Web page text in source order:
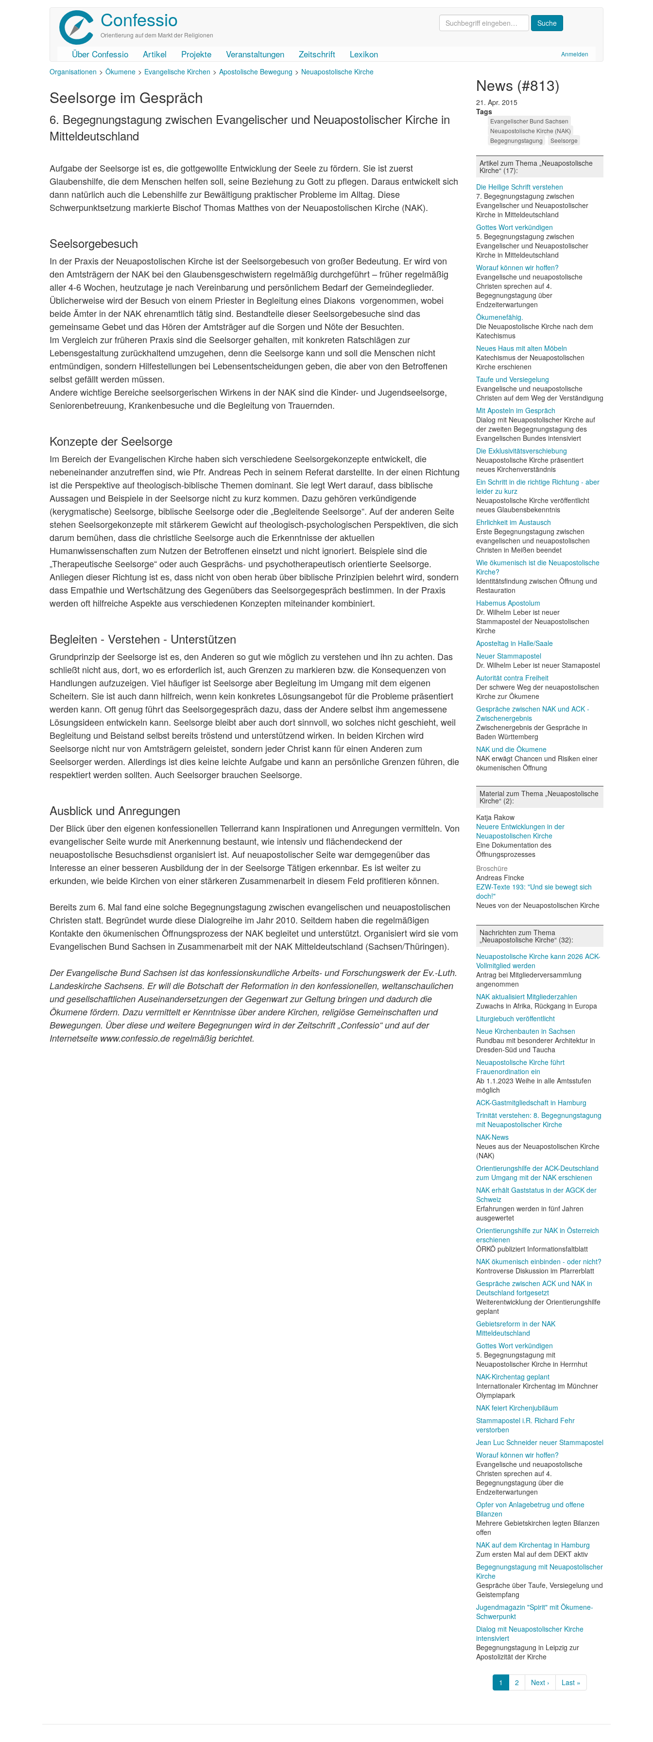
Confessio
Orientierung auf dem Markt der Religionen
User
account
menu
Anmelden
Main
navigation
Über Confessio Artikel Projekte Veranstaltungen Zeitschrift Lexikon
Organisationen Ökumene Evangelische Kirchen Apostolische Bewegung Neuapostolische Kirche
Seelsorge im Gespräch
6. Begegnungstagung zwischen Evangelischer und Neuapostolischer Kirche in
Mitteldeutschland
Aufgabe der Seelsorge ist es, die gottgewollte Entwicklung der Seele zu fördern. Sie ist zuerst
Glaubenshilfe, die dem Menschen helfen soll, seine Beziehung zu Gott zu pflegen. Daraus entwickelt sich
dann natürlich auch die Lebenshilfe zur Bewältigung praktischer Probleme im Alltag. Diese
Schwerpunktsetzung markierte Bischof Thomas Matthes von der Neuapostolischen Kirche (NAK).
Seelsorgebesuch
In der Praxis der Neuapostolischen Kirche ist der Seelsorgebesuch von großer Bedeutung. Er wird von
den Amtsträgern der NAK bei den Glaubensgeschwistern regelmäßig durchgeführt – früher regelmäßig
aller 4-6 Wochen, heutzutage je nach Vereinbarung und persönlichem Bedarf der Gemeindeglieder.
Üblicherweise wird der Besuch von einem Priester in Begleitung eines Diakons vorgenommen, wobei
beide Ämter in der NAK ehrenamtlich tätig sind. Bestandteile dieser Seelsorgebesuche sind das
gemeinsame Gebet und das Hören der Amtsträger auf die Sorgen und Nöte der Besuchten.
Im Vergleich zur früheren Praxis sind die Seelsorger gehalten, mit konkreten Ratschlägen zur
Lebensgestaltung zurückhaltend umzugehen, denn die Seelsorge kann und soll die Menschen nicht
entmündigen, sondern Hilfestellungen bei Lebensentscheidungen geben, die aber von den Betroffenen
selbst gefällt werden müssen.
Andere wichtige Bereiche seelsorgerischen Wirkens in der NAK sind die Kinder- und Jugendseelsorge,
Seniorenbetreuung, Krankenbesuche und die Begleitung von Trauernden.
Konzepte der Seelsorge
Im Bereich der Evangelischen Kirche haben sich verschiedene Seelsorgekonzepte entwickelt, die
nebeneinander anzutreffen sind, wie Pfr. Andreas Pech in seinem Referat darstellte. In der einen Richtung
ist die Perspektive auf theologisch-biblische Themen dominant. Sie legt Wert darauf, dass biblische
Aussagen und Beispiele in der Seelsorge nicht zu kurz kommen. Dazu gehören verkündigende
(kerygmatische) Seelsorge, biblische Seelsorge oder die „Begleitende Seelsorge“. Auf der anderen Seite
stehen Seelsorgekonzepte mit stärkerem Gewicht auf theologisch-psychologischen Perspektiven, die sich
darum bemühen, dass die christliche Seelsorge auch die Erkenntnisse der aktuellen
Humanwissenschaften zum Nutzen der Betroffenen einsetzt und nicht ignoriert. Beispiele sind die
„Therapeutische Seelsorge“ oder auch Gesprächs- und psychotherapeutisch orientierte Seelsorge.
Anliegen dieser Richtung ist es, dass nicht von oben herab über biblische Prinzipien belehrt wird, sondern
dass Empathie und Wertschätzung des Gegenübers das Seelsorgegespräch bestimmen. In der Praxis
werden oft hilfreiche Aspekte aus verschiedenen Konzepten miteinander kombiniert.
Begleiten - Verstehen - Unterstützen
Grundprinzip der Seelsorge ist es, den Anderen so gut wie möglich zu verstehen und ihn zu achten. Das
schließt nicht aus, dort, wo es erforderlich ist, auch Grenzen zu markieren bzw. die Konsequenzen von
Handlungen aufzuzeigen. Viel häufiger ist Seelsorge aber Begleitung im Umgang mit dem eigenen
Scheitern. Sie ist auch dann hilfreich, wenn kein konkretes Lösungsangebot für die Probleme präsentiert
werden kann. Oft genug führt das Seelsorgegespräch dazu, dass der Andere selbst ihm angemessene
Lösungsideen entwickeln kann. Seelsorge bleibt aber auch dort sinnvoll, wo solches nicht geschieht, weil
Begleitung und Beistand selbst bereits tröstend und unterstützend wirken. In beiden Kirchen wird
Seelsorge nicht nur von Amtsträgern geleistet, sondern jeder Christ kann für einen Anderen zum
Seelsorger werden. Allerdings ist dies keine leichte Aufgabe und kann an persönliche Grenzen führen, die
respektiert werden sollten. Auch Seelsorger brauchen Seelsorge.
Ausblick und Anregungen
Der Blick über den eigenen konfessionellen Tellerrand kann Inspirationen und Anregungen vermitteln. Von
evangelischer Seite wurde mit Anerkennung bestaunt, wie intensiv und flächendeckend der
neuapostolische Besuchsdienst organisiert ist. Auf neuapostolischer Seite war demgegenüber das
Interesse an einer besseren Ausbildung der in der Seelsorge Tätigen erkennbar. Es ist weiter zu
erkunden, wie beide Kirchen von einer stärkeren Zusammenarbeit in diesem Feld profitieren können.
Bereits zum 6. Mal fand eine solche Begegnungstagung zwischen evangelischen und neuapostolischen
Christen statt. Begründet wurde diese Dialogreihe im Jahr 2010. Seitdem haben die regelmäßigen
Kontakte den ökumenischen Öffnungsprozess der NAK begleitet und unterstützt. Organisiert wird sie vom
Evangelischen Bund Sachsen in Zusammenarbeit mit der NAK Mitteldeutschland (Sachsen/Thüringen).
Der Evangelische Bund Sachsen ist das konfessionskundliche Arbeits- und Forschungswerk der Ev.-Luth.
Landeskirche Sachsens. Er will die Botschaft der Reformation in den konfessionellen, weltanschaulichen
und gesellschaftlichen Auseinandersetzungen der Gegenwart zur Geltung bringen und dadurch die
Ökumene fördern. Dazu vermittelt er Kenntnisse über andere Kirchen, religiöse Gemeinschaften und
Bewegungen. Über diese und weitere Begegnungen wird in der Zeitschrift „Confessio“ und auf der
Internetseite www.confessio.de regelmäßig berichtet.
news (#813)
21. Apr. 2015
Tags
Evangelischer Bund Sachsen
Neuapostolische Kirche (NAK)
Begegnungstagung
Seelsorge
Artikel zum Thema „Neuapostolische
Kirche“ (17):
Die Heilige Schrift verstehen
7. Begegnungstagung zwischen
Evangelischer und Neuapostolischer
Kirche in Mitteldeutschland
Gottes Wort verkündigen
5. Begegnungstagung zwischen
Evangelischer und Neuapostolischer
Kirche in Mitteldeutschland
Worauf können wir hoffen?
Evangelische und neuapostolische
Christen sprechen auf 4.
Begegnungstagung über
Endzeiterwartungen
Ökumenefähig.
Die Neuapostolische Kirche nach dem
Katechismus
Neues Haus mit alten Möbeln
Katechismus der Neuapostolischen
Kirche erschienen
Taufe und Versiegelung
Evangelische und neuapostolische
Christen auf dem Weg der Verständigung
Mit Aposteln im Gespräch
Dialog mit Neuapostolischer Kirche auf
der zweiten Begegnungstagung des
Evangelischen Bundes intensiviert
Die Exklusivitätsverschiebung
Neuapostolische Kirche präsentiert
neues Kirchenverständnis
Ein Schritt in die richtige Richtung - aber
leider zu kurz
Neuapostolische Kirche veröffentlicht
neues Glaubensbekenntnis
Ehrlichkeit im Austausch
Erste Begegnungstagung zwischen
evangelischen und neuapostolischen
Christen in Meißen beendet
Wie ökumenisch ist die Neuapostolische
Kirche?
Identitätsfindung zwischen Öffnung und
Restauration
Habemus Apostolum
Dr. Wilhelm Leber ist neuer
Stammapostel der Neuapostolischen
Kirche
Aposteltag in Halle/Saale
Neuer Stammapostel
Dr. Wilhelm Leber ist neuer Stamapostel
Autorität contra Freiheit
Der schwere Weg der neuapostolischen
Kirche zur Ökumene
Gespräche zwischen NAK und ACK -
Zwischenergebnis
Zwischenergebnis der Gespräche in
Baden Württemberg
NAK und die Ökumene
NAK erwägt Chancen und Risiken einer
ökumenischen Öffnung
Material zum Thema „Neuapostolische
Kirche“ (2):
Katja Rakow
Neuere Entwicklungen in der
Neuapostolischen Kirche
Eine Dokumentation des
Öffnungsprozesses
Broschüre
Andreas Fincke
EZW-Texte 193: "Und sie bewegt sich
doch!"
Neues von der Neuapostolischen Kirche
Nachrichten zum Thema
„Neuapostolische Kirche“ (32):
Neuapostolische Kirche kann 2026 ACK-
Vollmitglied werden
Antrag bei Mitgliederversammlung
angenommen
NAK aktualisiert Mitgliederzahlen
Zuwachs in Afrika, Rückgang in Europa
Liturgiebuch veröffentlicht
Neue Kirchenbauten in Sachsen
Rundbau mit besonderer Architektur in
Dresden-Süd und Taucha
Neuapostolische Kirche führt
Frauenordination ein
Ab 1.1.2023 Weihe in alle Amtsstufen
möglich
ACK-Gastmitgliedschaft in Hamburg
Trinität verstehen: 8. Begegnungstagung
mit Neuapostolischer Kirche
NAK-News
Neues aus der Neuapostolischen Kirche
(NAK)
Orientierungshilfe der ACK-Deutschland
zum Umgang mit der NAK erschienen
NAK erhält Gaststatus in der AGCK der
Schweiz
Erfahrungen werden in fünf Jahren
ausgewertet
Orientierungshilfe zur NAK in Österreich
erschienen
ÖRKÖ publiziert Informationsfaltblatt
NAK ökumenisch einbinden - oder nicht?
Kontroverse Diskussion im Pfarrerblatt
Gespräche zwischen ACK und NAK in
Deutschland fortgesetzt
Weiterentwicklung der Orientierungshilfe
geplant
Gebietsreform in der NAK
Mitteldeutschland
Gottes Wort verkündigen
5. Begegnungstagung mit
Neuapostolischer Kirche in Herrnhut
NAK-Kirchentag geplant
Internationaler Kirchentag im Münchner
Olympiapark
NAK feiert Kirchenjubiläum
Stammapostel i.R. Richard Fehr
verstorben
Jean Luc Schneider neuer Stammapostel
Worauf können wir hoffen?
Evangelische und neuapostolische
Christen sprechen auf 4.
Begegnungstagung über die
Endzeiterwartungen
Opfer von Anlagebetrug und offene
Bilanzen
Mehrere Gebietskirchen legten Bilanzen
offen
NAK auf dem Kirchentag in Hamburg
Zum ersten Mal auf dem DEKT aktiv
Begegnungstagung mit Neuapostolischer
Kirche
Gespräche über Taufe, Versiegelung und
Geistempfang
Jugendmagazin "Spirit" mit Ökumene-
Schwerpunkt
Dialog mit Neuapostolischer Kirche
intensiviert
Begegnungstagung in Leipzig zur
Apostolizität der Kirche
Seitennummerierung
Aktuelle
Seite
1 Page
2
Nächste
Seite
Next ›
Letzte
Seite
Last »